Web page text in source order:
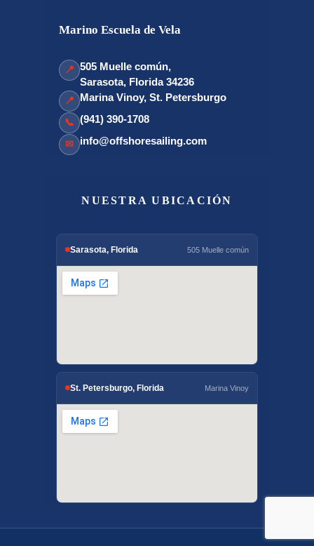
Marino Escuela de Vela
📍 505 Muelle común,
Sarasota, Florida 34236
📍 Marina Vinoy, St. Petersburgo
📞 (941) 390-1708
✉ info@offshoresailing.com
NUESTRA UBICACIÓN
Sarasota, Florida 505 Muelle común
St. Petersburgo, Florida Marina Vinoy